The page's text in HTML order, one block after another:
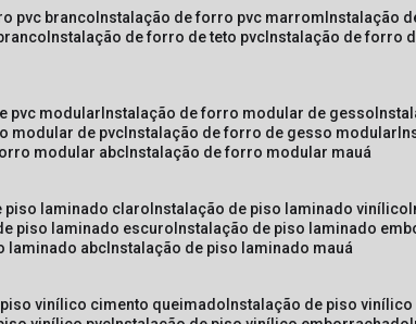
pvc branco instalação de forro pvc marrom instalação
instalação de forro de teto pvc instalação de forro
pvc modular instalação de forro modular de gesso
modular de pvc instalação de forro de gesso modular
modular abc instalação de forro modular mauá
piso laminado claro instalação de piso laminado vinílico
piso laminado escuro instalação de piso laminado
laminado abc instalação de piso laminado mauá
piso vinílico cimento queimado instalação de piso vinílico